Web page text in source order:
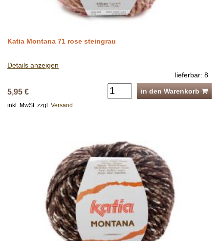
Katia Montana 71 rose steingrau
Details anzeigen
lieferbar: 8
5,95 € in den Warenkorb
inkl. MwSt. zzgl. Versand